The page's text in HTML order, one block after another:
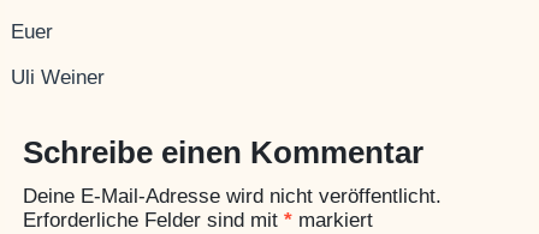
Euer
Uli Weiner
Schreibe einen Kommentar
Deine E-Mail-Adresse wird nicht veröffentlicht.
Erforderliche Felder sind mit* markiert